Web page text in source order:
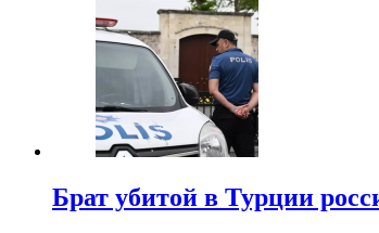
Брат убитой в Турции